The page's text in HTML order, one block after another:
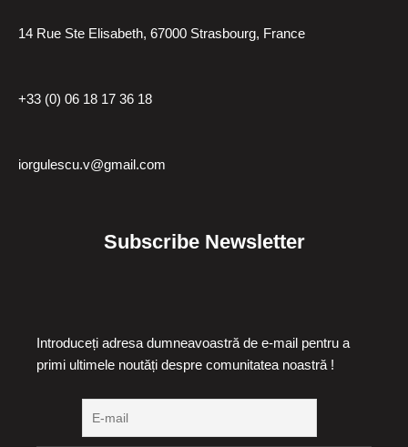
14 Rue Ste Elisabeth, 67000 Strasbourg, France
+33 (0) 06 18 17 36 18
iorgulescu.v@gmail.com
Subscribe Newsletter
Introduceți adresa dumneavoastră de e-mail pentru a
primi ultimele noutăți despre comunitatea noastră !